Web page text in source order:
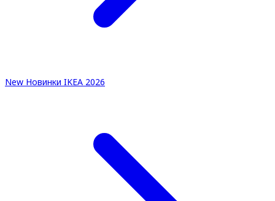
New Новинки IKEA 2026